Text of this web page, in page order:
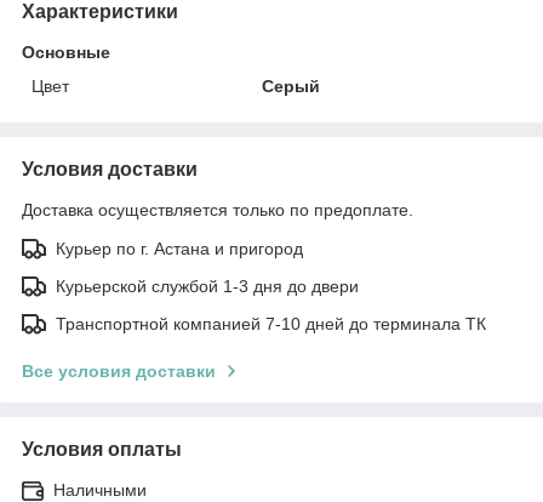
Характеристики
Основные
Цвет
Серый
Условия доставки
Доставка осуществляется только по предоплате.
Курьер по г. Астана и пригород
Курьерской службой 1-3 дня до двери
Транспортной компанией 7-10 дней до терминала ТК
Все условия доставки
Условия оплаты
Наличными